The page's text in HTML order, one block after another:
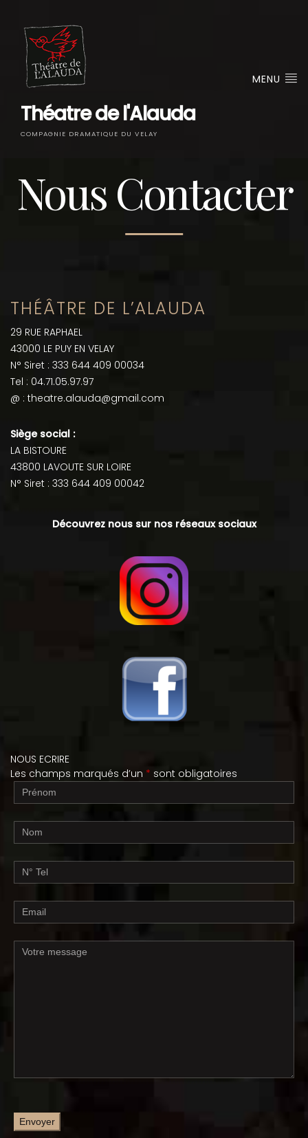
Théatre de l'Alauda
COMPAGNIE DRAMATIQUE DU VELAY
MENU
Nous Contacter
THÉÂTRE DE L’ALAUDA
29 RUE RAPHAEL
43000 LE PUY EN VELAY
N° Siret : 333 644 409 00034
Tel : 04.71.05.97.97
@ : theatre.alauda@gmail.com
Siège social :
LA BISTOURE
43800 LAVOUTE SUR LOIRE
N° Siret : 333 644 409 00042
Découvrez nous sur nos réseaux sociaux
NOUS ECRIRE
Les champs marqués d’un * sont obligatoires